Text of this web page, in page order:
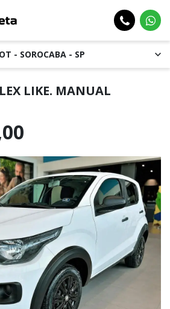
- SOROCABA - SP
LIKE. MANUAL